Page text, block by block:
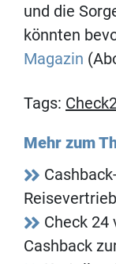
und die
könnten
Magazin
Tags:
Mehr zum
Check 24
Cashback